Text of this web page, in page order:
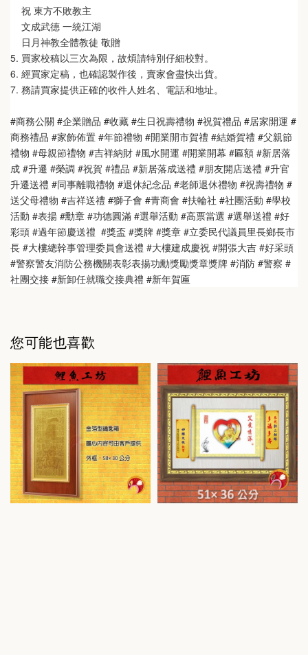
祝 東方不敗教主
文成武德 一統江湖
日月神教全體教徒 敬贈
5. 買家校稿以三次為限，故煩請特別仔細校對。
6. 經買家定稿，也確認製作後，賣家會盡快出貨。
7. 務請買家提供正確的收件人姓名、電話和地址。
#商務公關 #企業贈品 #收藏 #生日祝壽禮物 #祝賀禮品 #居家開運 #
商務禮品 #家飾佈置 #年節禮物 #開業開市賀禮 #結婚賀禮 #父親節
禮物 #母親節禮物 #吉祥納財 #風水開運 #開業開幕 #匾額 #新居落
成 #升遷 #榮調 #祝賀 #禮品 #新居落成送禮 #朋友開店送禮 #升官
升遷送禮 #同事離職禮物 #退休紀念品 #老師退休禮物 #祝壽禮物 #
送父母禮物 #吉祥送禮 #獅子會 #青商會 #扶輪社 #社團活動 #學校
活動 #表揚 #勳章 #功德圓滿 #選舉活動 #高票當選 #選舉送禮 #好
彩頭 #過年節慶送禮  #獎盃 #獎牌 #獎章 #立委民代議員里長鄉長市
長 #大樓總幹事管理委員會送禮 #大樓建成慶祝 #開張大吉 #好采頭
#警察警友消防公務機關表彰表揚功勳獎勵獎章獎牌 #消防 #警察 #
社團交接 #新卸任就職交接典禮 #新年賀匾
您可能也喜歡